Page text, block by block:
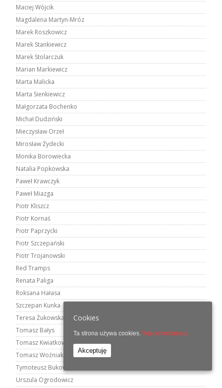
Maciej Wójcik
Magdalena Martyn-Mróz
Marek Roszkowicz
Marek Stankiewicz
Marek Stolarczuk
Marian Markiewicz
Marta Malicka
Marta Sienkiewicz
Małgorzata Bochenko
Michał Dudziński
Mieczysław Orzeł
Mirosław Żydecki
Monika Borowiecka
Natalia Popkowska
Paweł Krawczyk
Paweł Miazga
Piotr Kliszcz
Piotr Kornaś
Piotr Paprzycki
Piotr Szczepański
Piotr Trojanowski
Red Tramps
Renata Paliga
Roksana Hałasa
Szczepan Kunka
Teresa Żukowska
Tomasz Bałys
Tomasz Kwiatkowski
Tomasz Woźniak
Tymoteusz Bukowski
Urszula Ogrodowicz
Cookies
Ta strona używa cookies. Więcej informacji.
Akceptuję